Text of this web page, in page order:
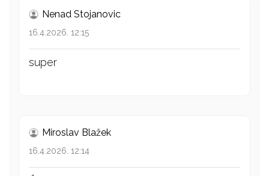
Nenad Stojanovic
16.4.2026. 12:15
super
Miroslav Blažek
16.4.2026. 12:14